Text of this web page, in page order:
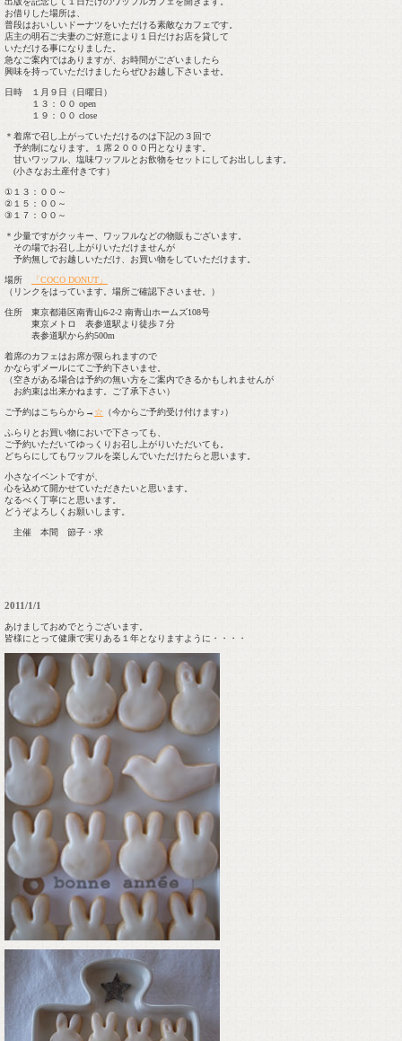
お借りした場所は、
普段はおいしいドーナツをいただける素敵なカフェです。
店主の明石ご夫妻のご好意により１日だけお店を貸して
いただける事になりました。
急なご案内ではありますが、お時間がございましたら
興味を持っていただけましたらぜひお越し下さいませ。
日時 １月９日（日曜日）
１３：００ open
１９：００ close
＊着席で召し上がっていただけるのは下記の３回で
予約制になります。１席２０００円となります。
甘いワッフル、塩味ワッフルとお飲物をセットにしてお出しします。
(小さなお土産付きです）
①１３：００～
②１５：００～
③１７：００～
＊少量ですがクッキー、ワッフルなどの物販もございます。
その場でお召し上がりいただけませんが
予約無しでお越しいただけ、お買い物をしていただけます。
場所
「COCO DONUT」
（リンクをはっています。場所ご確認下さいませ。）
住所 東京都港区南青山6-2-2 南青山ホームズ108号
東京メトロ 表参道駅より徒歩７分
表参道駅から約500m
着席のカフェはお席が限られますので
かならずメールにてご予約下さいませ。
（空きがある場合は予約の無い方をご案内できるかもしれませんが
お約束は出来かねます。ご了承下さい）
ご予約はこちらから→ ☆ （今からご予約受け付けます♪）
ふらりとお買い物においで下さっても、
ご予約いただいてゆっくりお召し上がりいただいても。
どちらにしてもワッフルを楽しんでいただけたらと思います。
小さなイベントですが、
心を込めて開かせていただきたいと思います。
なるべく丁寧にと思います。
どうぞよろしくお願いします。
主催 本間 節子・求
2011/1/1
あけましておめでとうございます。
皆様にとって健康で実りある１年となりますように・・・・